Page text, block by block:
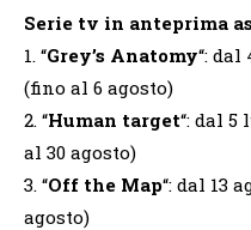
Serie tv in anteprima
1. “Grey’s Anatomy“:
(fino al 6 agosto)
2. “Human target“: dal
al 30 agosto)
3. “Off the Map“: dal 13
agosto)